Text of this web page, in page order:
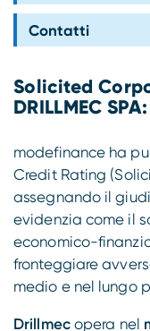
Contatti
Solicited
DRILLMEC
modefinance ha
Credit Rating
assegnando il
evidenzia come il
economico-
fronteggiare
medio e nel lungo
Drillmecopera nel